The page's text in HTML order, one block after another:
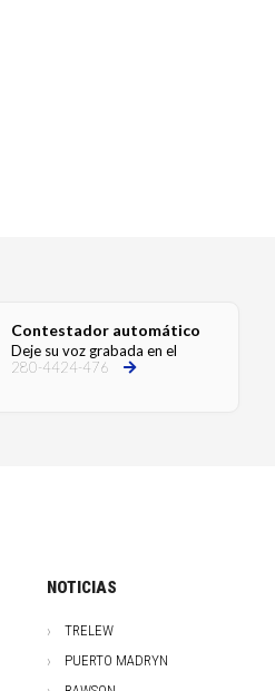
Contestador automático
Deje su voz grabada en el
280-4424-476
NOTICIAS
TRELEW
PUERTO MADRYN